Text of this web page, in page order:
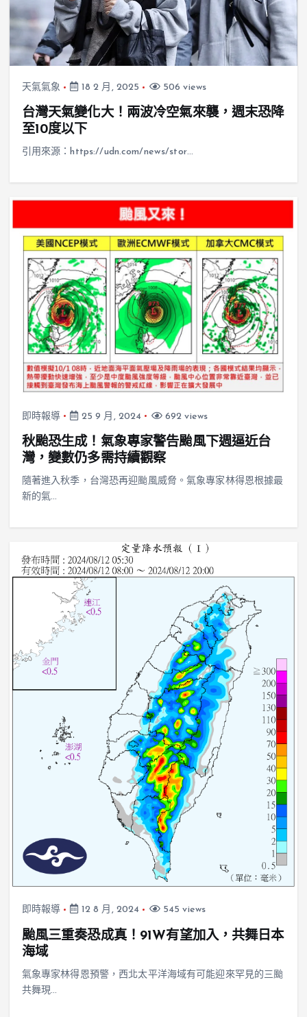
天氣氣象 18 2 月, 2025 506 views
台灣天氣變化大！兩波冷空氣來襲，週末恐降
至10度以下
引用來源：https://udn.com/news/stor…
即時報導 25 9 月, 2024 692 views
秋颱恐生成！氣象專家警告颱風下週逼近台
灣，變數仍多需持續觀察
隨著進入秋季，台灣恐再迎颱風威脅。氣象專家林得恩根據最
新的氣…
即時報導 12 8 月, 2024 545 views
颱風三重奏恐成真！91W有望加入，共舞日本
海域
氣象專家林得恩預警，西北太平洋海域有可能迎來罕見的三颱
共舞現…